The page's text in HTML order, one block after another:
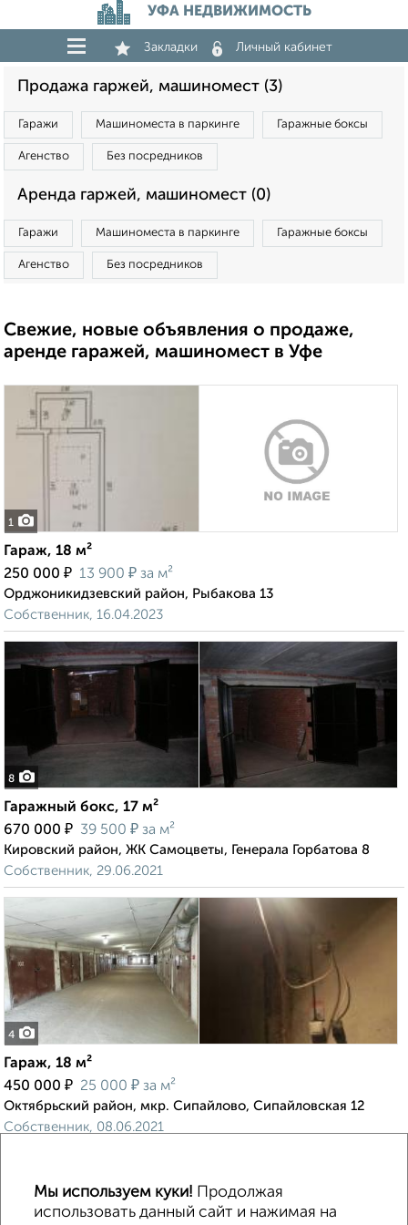
УФА НЕДВИЖИМОСТЬ
Закладки Личный кабинет
Продажа гаржей, машиномест (3)
Гаражи Машиноместа в паркинге Гаражные боксы
Агенство Без посредников
Аренда гаржей, машиномест (0)
Гаражи Машиноместа в паркинге Гаражные боксы
Агенство Без посредников
Свежие, новые объявления о продаже,
аренде гаражей, машиномест в Уфе
1
Гараж, 18 м²
250 000 ₽ 13 900 ₽ за м²
Орджоникидзевский район, Рыбакова 13
Собственник, 16.04.2023
8
Гаражный бокс, 17 м²
670 000 ₽ 39 500 ₽ за м²
Кировский район, ЖК Самоцветы, Генерала Горбатова 8
Собственник, 29.06.2021
4
Гараж, 18 м²
450 000 ₽ 25 000 ₽ за м²
Октябрьский район, мкр. Сипайлово, Сипайловская 12
Собственник, 08.06.2021
↑ НАВЕРХ К МЕНЮ
Мы используем куки! Продолжая
использовать данный сайт и нажимая на